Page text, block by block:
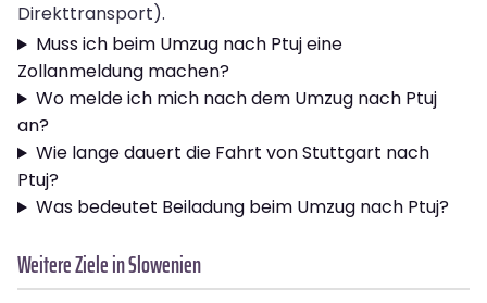
Direkttransport).
Muss ich beim Umzug nach Ptuj eine
Zollanmeldung machen?
Wo melde ich mich nach dem Umzug nach Ptuj
an?
Wie lange dauert die Fahrt von Stuttgart nach
Ptuj?
Was bedeutet Beiladung beim Umzug nach Ptuj?
Weitere Ziele in Slowenien